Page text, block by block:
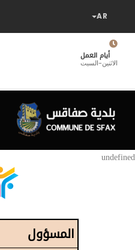
المحتوى
الرئيسيأيام العمل
الاثنين-السبت
undefined
المسؤول